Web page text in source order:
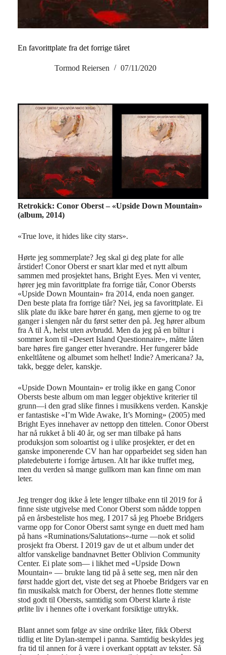
En favorittplate fra det forrige tiåret
Tormod Reiersen 07/11/2020
Retrokick: Conor Oberst – «Upside Down Mountain»
(album, 2014)
«True love, it hides like city stars».
Hørte jeg sommerplate? Jeg skal gi deg plate for alle
årstider! Conor Oberst er snart klar med et nytt album
sammen med prosjektet hans, Bright Eyes. Men vi venter,
hører jeg min favorittplate fra forrige tiår, Conor Obersts
«Upside Down Mountain» fra 2014, enda noen ganger.
Den beste plata fra forrige tiår? Nei, jeg sa favorittplate. Ei
slik plate du ikke bare hører én gang, men gjerne to og tre
ganger i slengen når du først setter den på. Jeg hører album
fra A til Å, helst uten avbrudd. Men da jeg på en biltur i
sommer kom til «Desert Island Questionnaire», måtte låten
bare høres fire ganger etter hverandre. Her fungerer både
enkeltlåtene og albumet som helhet! Indie? Americana? Ja,
takk, begge deler, kanskje.
«Upside Down Mountain» er trolig ikke en gang Conor
Obersts beste album om man legger objektive kriterier til
grunn—i den grad slike finnes i musikkens verden. Kanskje
er fantastiske «I’m Wide Awake, It’s Morning» (2005) med
Bright Eyes innehaver av nettopp den tittelen. Conor Oberst
har nå rukket å bli 40 år, og ser man tilbake på hans
produksjon som soloartist og i ulike prosjekter, er det en
ganske imponerende CV han har opparbeidet seg siden han
platedebuterte i forrige årtusen. Alt har ikke truffet meg,
men du verden så mange gullkorn man kan finne om man
leter.
Jeg trenger dog ikke å lete lenger tilbake enn til 2019 for å
finne siste utgivelse med Conor Oberst som nådde toppen
på en årsbesteliste hos meg. I 2017 så jeg Phoebe Bridgers
varme opp for Conor Oberst samt synge en duett med ham
på hans «Ruminations/Salutations»-turne —nok et solid
prosjekt fra Oberst. I 2019 gav de ut et album under det
altfor vanskelige bandnavnet Better Oblivion Community
Center. Ei plate som— i likhet med «Upside Down
Mountain» — brukte lang tid på å sette seg, men når den
først hadde gjort det, viste det seg at Phoebe Bridgers var en
fin musikalsk match for Oberst, der hennes flotte stemme
stod godt til Obersts, samtidig som Oberst klarte å riste
ørlite liv i hennes ofte i overkant forsiktige uttrykk.
Blant annet som følge av sine ordrike låter, fikk Oberst
tidlig et lite Dylan-stempel i panna. Samtidig beskyldes jeg
fra tid til annen for å være i overkant opptatt av tekster. Så